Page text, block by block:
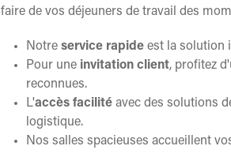
Se faire livrer
Plus
faire de vos déjeuners de travail des
Notre service rapide est la solution
Pour une invitation client, profitez
reconnues.
L'accès facilité avec des solutions
logistique.
Nos salles spacieuses accueillent